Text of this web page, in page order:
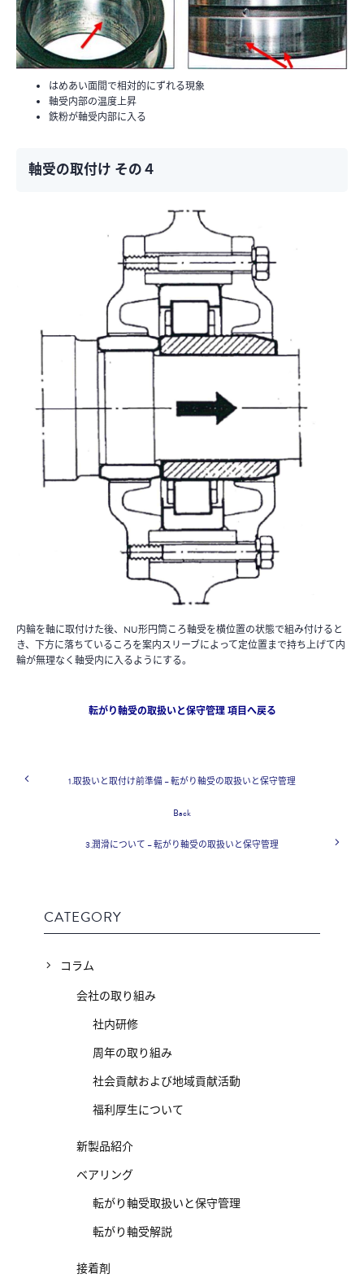
はめあい面間で相対的にずれる現象
軸受内部の温度上昇
鉄粉が軸受内部に入る
軸受の取付け その４
内輪を軸に取付けた後、NU形円筒ころ軸受を横位置の状態で組み付けると
き、下方に落ちているころを案内スリーブによって定位置まで持ち上げて内
輪が無理なく軸受内に入るようにする。
転がり軸受の取扱いと保守管理 項目へ戻る
1.取扱いと取付け前準備 – 転がり軸受の取扱いと保守管理
Back
3.潤滑について – 転がり軸受の取扱いと保守管理
CATEGORY
コラム
会社の取り組み
社内研修
周年の取り組み
社会貢献および地域貢献活動
福利厚生について
新製品紹介
ベアリング
転がり軸受取扱いと保守管理
転がり軸受解説
接着剤